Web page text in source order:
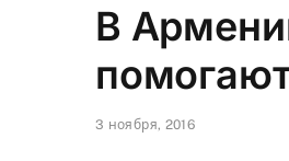
В
3 ноября, 2016